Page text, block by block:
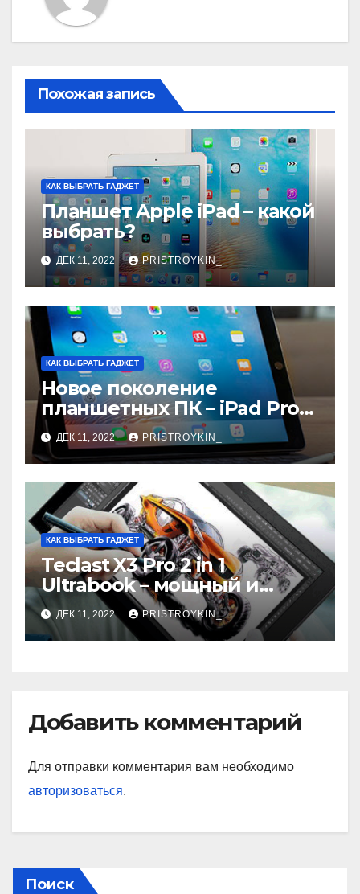
Похожая запись
КАК ВЫБРАТЬ ГАДЖЕТ
Планшет Apple iPad – какой
выбрать?
ДЕК 11, 2022 PRISTROYKIN_
КАК ВЫБРАТЬ ГАДЖЕТ
Новое поколение
планшетных ПК – iPad Pro
9.7ДЕК 11, 2022 PRISTROYKIN_
КАК ВЫБРАТЬ ГАДЖЕТ
Teclast X3 Pro 2 in 1
Ultrabook – мощный и
самодостаточный
ДЕК 11, 2022 PRISTROYKIN_
Добавить комментарий
Для отправки комментария вам необходимо
авторизоваться.
Поиск